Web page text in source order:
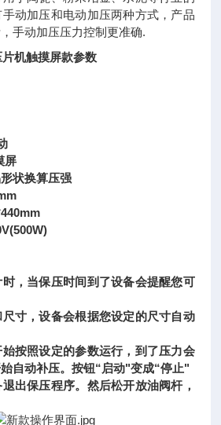
动加压和电动加压两种方式，产品
手动加压压力控制更准确.
机触摸屏款参数
屏
状换算压强
，当保压时间到了设备会提醒您可
寸，设备会根据您设定的尺寸自动
按照设定的参数运行，到了压力会
自动补压。按钮“启动"变成“停止"
出保压程序。然后松开放油阀杆，